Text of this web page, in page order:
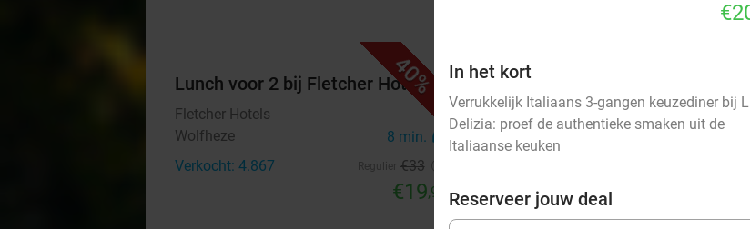
40%
Lunch voor 2 bij Fletcher Hotels
Fletcher Hotels
Wolfheze
8 min. directions_car
Verkocht: 4.867 €33
€19,90
3-gangendiner bij Fletcher Hotels
Fletcher Hotels
Wolfheze
In het kort
Verrukkelijk Italiaans 3-gangen keuzediner bij
Delizia: proef de authentieke smaken uit de
Italiaanse keuken
Reserveer jouw deal